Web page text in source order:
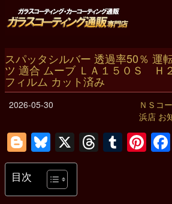
スパッタシルバー 透過率50％ 運
ツ 適合 ムーブ ＬＡ１５０Ｓ Ｈ
フィルム カット済み
2026-05-30
ＮＳコ
浜店 お
Blogger
Bluesky
X Threads
目次